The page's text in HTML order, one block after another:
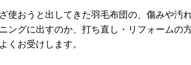
使おうと出してきた羽毛布団の、傷みや汚
ングに出すのか、打ち直し・リフォームの
くお受けします。